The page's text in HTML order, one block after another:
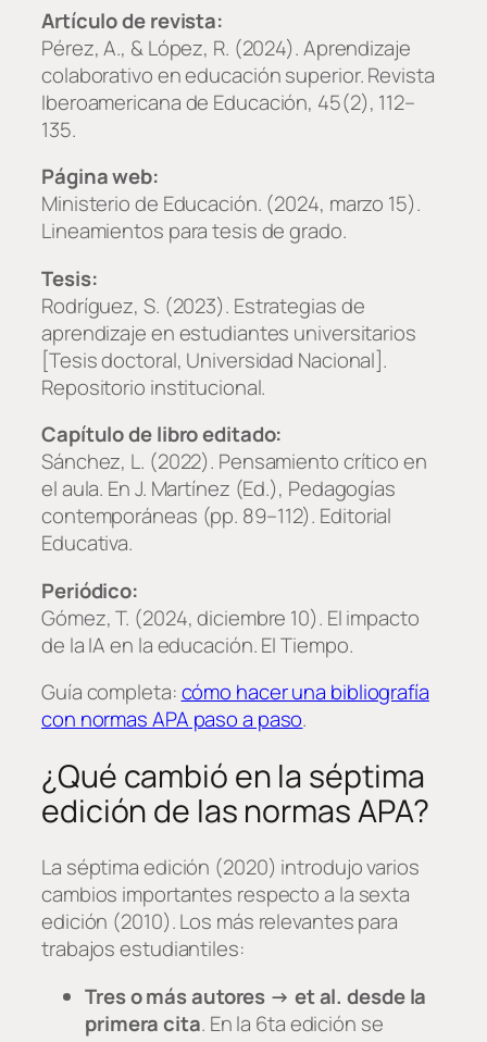
Artículo de revista:
Pérez, A., & López, R. (2024). Aprendizaje
colaborativo en educación superior.Revista
Iberoamericana de Educación, 45(2), 112–
135.
Página web:
Ministerio de Educación. (2024, marzo 15).
Lineamientos para tesis de grado.
Tesis:
Rodríguez, S. (2023). Estrategias de
aprendizaje en estudiantes universitarios
[Tesis doctoral, Universidad Nacional].
Repositorio institucional.
Capítulo de libro editado:
Sánchez, L. (2022). Pensamiento crítico en
el aula. En J. Martínez (Ed.), Pedagogías
contemporáneas (pp. 89–112). Editorial
Educativa.
Periódico:
Gómez, T. (2024, diciembre 10). El impacto
de la IA en la educación.El Tiempo.
Guía completa:cómo hacer una bibliografía
con normas APA paso a paso.
¿Qué cambió en la séptima
edición de las normas APA?
La séptima edición (2020) introdujo varios
cambios importantes respecto a la sexta
edición (2010). Los más relevantes para
trabajos estudiantiles:
Tres o más autores → et al. desde la
primera cita. En la 6ta edición se